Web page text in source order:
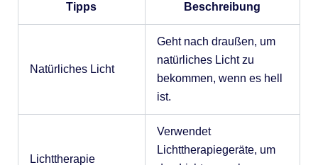
Tipps Beschreibung
Natürliches Licht
Geht nach draußen, um
natürliches Licht zu
bekommen, wenn es hell
ist.
Lichttherapie
Verwendet
Lichttherapiegeräte, um